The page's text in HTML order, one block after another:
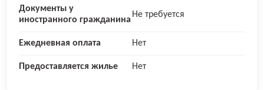
Документы у
иностранного гражданина
Не требуется
Ежедневная оплата Нет
Предоставляется жилье Нет